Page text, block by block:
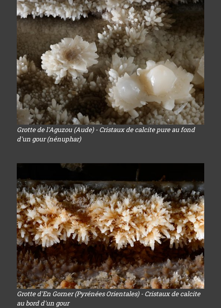
Grotte de l'Aguzou (Aude) - Cristaux de calcite pure au fond
d'un gour (nénuphar)
Grotte d'En Gorner (Pyrénées Orientales) - Cristaux de calcite
au bord d'un gour